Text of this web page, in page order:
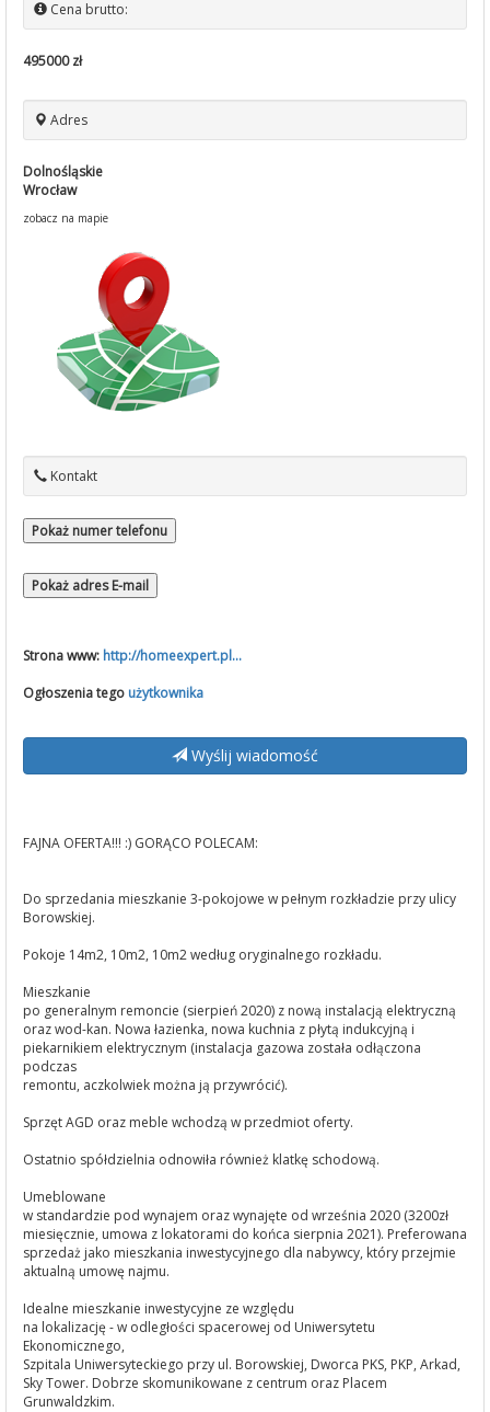
Cena brutto:
495000 zł
Adres
Dolnośląskie
Wrocław
zobacz na mapie
Kontakt
Pokaż numer telefonu
Pokaż adres E-mail
Strona www: http://homeexpert.pl...
Ogłoszenia tego użytkownika
Wyślij wiadomość
FAJNA OFERTA!!! :) GORĄCO POLECAM:
Do sprzedania mieszkanie 3-pokojowe w pełnym rozkładzie przy ulicy
Borowskiej.
Pokoje 14m2, 10m2, 10m2 według oryginalnego rozkładu.
Mieszkanie
po generalnym remoncie (sierpień 2020) z nową instalacją elektryczną
oraz wod-kan. Nowa łazienka, nowa kuchnia z płytą indukcyjną i
piekarnikiem elektrycznym (instalacja gazowa została odłączona
podczas
remontu, aczkolwiek można ją przywrócić).
Sprzęt AGD oraz meble wchodzą w przedmiot oferty.
Ostatnio spółdzielnia odnowiła również klatkę schodową.
Umeblowane
w standardzie pod wynajem oraz wynajęte od września 2020 (3200zł
miesięcznie, umowa z lokatorami do końca sierpnia 2021). Preferowana
sprzedaż jako mieszkania inwestycyjnego dla nabywcy, który przejmie
aktualną umowę najmu.
Idealne mieszkanie inwestycyjne ze względu
na lokalizację - w odległości spacerowej od Uniwersytetu
Ekonomicznego,
Szpitala Uniwersyteckiego przy ul. Borowskiej, Dworca PKS, PKP, Arkad,
Sky Tower. Dobrze skomunikowane z centrum oraz Placem
Grunwaldzkim.